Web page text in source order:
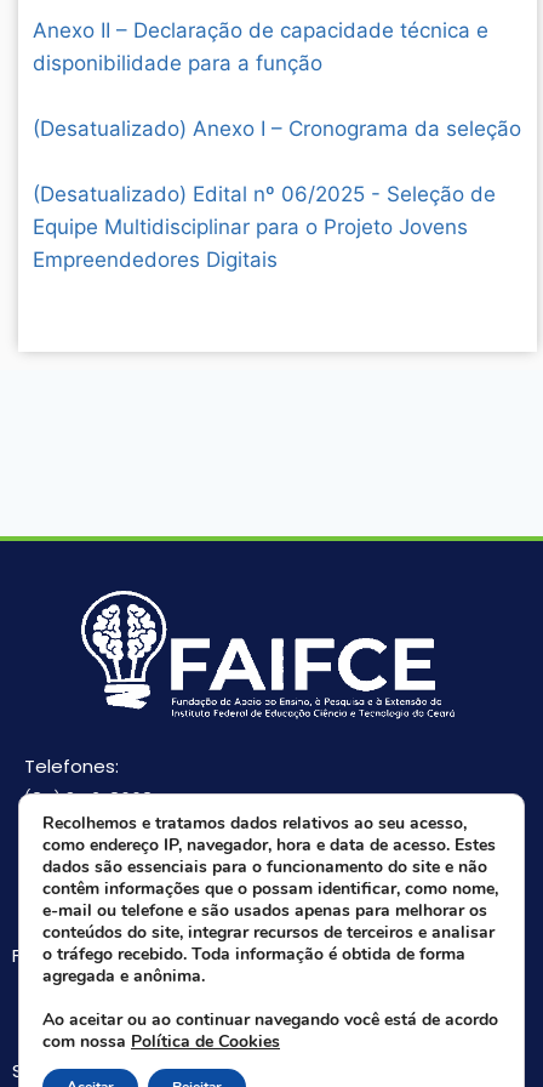
Anexo II – Declaração de capacidade técnica e
disponibilidade para a função
(Desatualizado) Anexo I – Cronograma da seleção
(Desatualizado) Edital nº 06/2025 - Seleção de
Equipe Multidisciplinar para o Projeto Jovens
Empreendedores Digitais
Telefones:
(85) 3512-8668
(85) 9 8165-0582(Whatsapp)
E-mail:
faifce@faifce.ifce.edu.br
Fale agora com nossa equipe:
Whatsapp da FAIFCE
Siga-nos nas redes sociais:
Recolhemos e tratamos dados relativos ao seu acesso,
como endereço IP, navegador, hora e data de acesso. Estes
dados são essenciais para o funcionamento do site e não
contêm informações que o possam identificar, como nome,
e-mail ou telefone e são usados apenas para melhorar os
conteúdos do site, integrar recursos de terceiros e analisar
o tráfego recebido. Toda informação é obtida de forma
agregada e anônima.
Ao aceitar ou ao continuar navegando você está de acordo
com nossa Política de Cookies